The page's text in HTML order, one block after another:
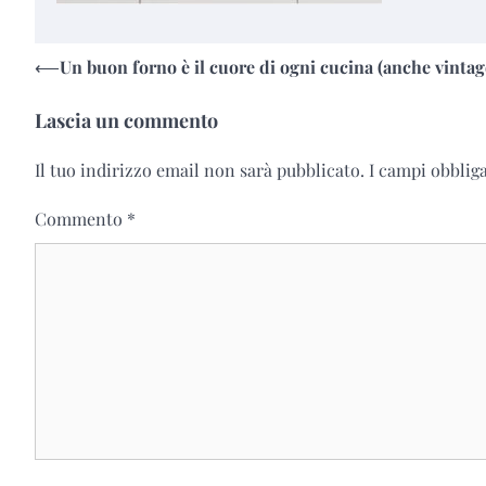
Navigazione
⟵Un buon forno è il cuore di ogni cucina (anche
Lascia un commento
Il tuo indirizzo email non sarà pubblicato. I campi
Commento *